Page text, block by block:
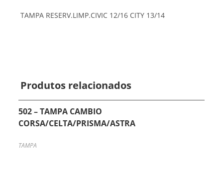
TAMPA RESERV.LIMP.CIVIC 12/16 CITY 13/14
Produtos relacionados
502 – TAMPA CAMBIO
CORSA/CELTA/PRISMA/ASTRA
TAMPA